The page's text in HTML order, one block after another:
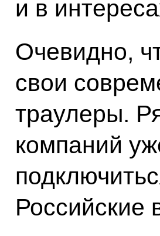
и в
Очевидно,
свои
траулеры.
компаний
Российские